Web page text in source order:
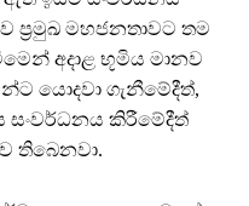
මහජනතාවට තම
අදාළ භූමිය මානව
යොදවා ගැනීමේදීත්,
කිරීමේදීත්
තිබෙනවා.